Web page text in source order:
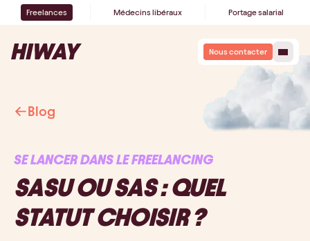
Freelances Médecins libéraux Portage salarial
Nous contacter
Blog
SE LANCER DANS LE FREELANCING
SASU OU SAS : QUEL
STATUT CHOISIR ?